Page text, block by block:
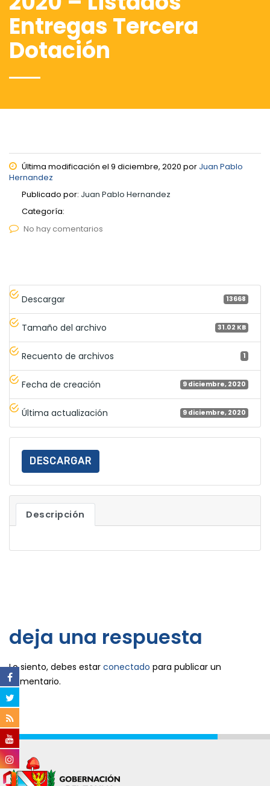
Entregas Tercera
Dotación
Última modificación el 9 diciembre, 2020 por Juan Pablo
Hernandez
Publicado por: Juan Pablo Hernandez
Categoría:
No hay comentarios
Descargar 13668
Tamaño del archivo 31.02 KB
Recuento de archivos 1
Fecha de creación 9 diciembre, 2020
Última actualización 9 diciembre, 2020
DESCARGAR
Descripción
deja una respuesta
Lo siento, debes estar conectado para publicar un
comentario.